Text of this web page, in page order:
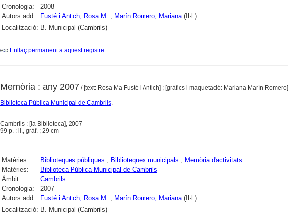
Cronologia:
2008
Autors add.: Fusté i Antich, Rosa M. ; Marín Romero, Mariana(Il·l.)
Localització: B. Municipal (Cambrils)
Enllaç permanent a aquest registre
Memòria : any 2007 / [text: Rosa Ma Fusté i Antich] ; [gràfics i maquetació: Mariana Marín Romero]
Biblioteca Pública Municipal de Cambrils.
Cambrils : [la Biblioteca], 2007
99 p. : il., gràf. ; 29 cm
Matèries: Biblioteques públiques ; Biblioteques municipals ; Memòria d'activitats
Matèries:
Biblioteca Pública Municipal de Cambrils
Àmbit:
Cambrils
Cronologia:
2007
Autors add.: Fusté i Antich, Rosa M. ; Marín Romero, Mariana(Il·l.)
Localització: B. Municipal (Cambrils)